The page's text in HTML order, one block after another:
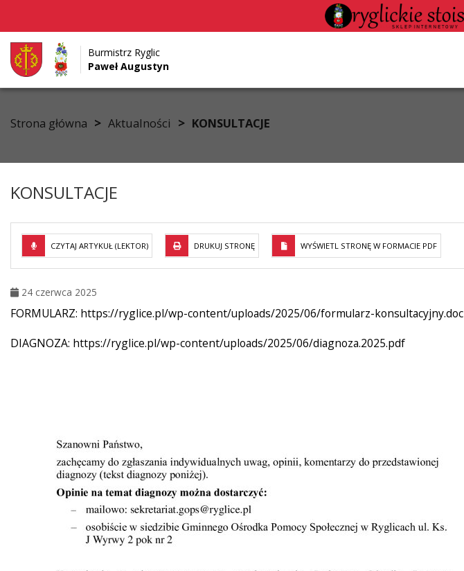
Przejdź do menu
Przejdź do głównej treści strony
Przejdź do stopki strony
Burmistrz Ryglic
Paweł Augustyn
Strona główna > Aktualności > KONSULTACJE
KONSULTACJE
CZYTAJ ARTYKUŁ (LEKTOR) DRUKUJ STRONĘ WYŚWIETL STRONĘ W FORMACIE PDF
24 czerwca 2025
FORMULARZ: https://ryglice.pl/wp-content/uploads/2025/06/formularz-konsultacyjny.doc
DIAGNOZA: https://ryglice.pl/wp-content/uploads/2025/06/diagnoza.2025.pdf